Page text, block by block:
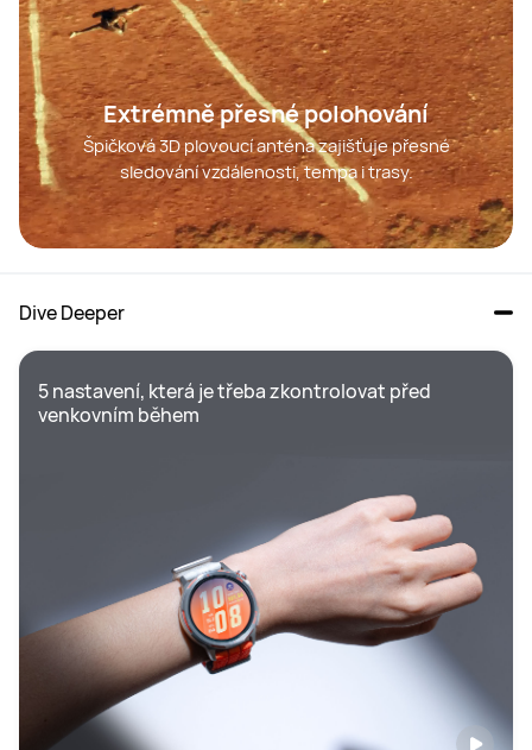
Během závodu: Strategie
Po závodě: Vyhodnocení
Extrémně přesné polohování
Špičková 3D plovoucí anténa zajišťuje přesné
sledování vzdálenosti, tempa i trasy.
Dive Deeper
5 nastavení, která je třeba zkontrolovat před